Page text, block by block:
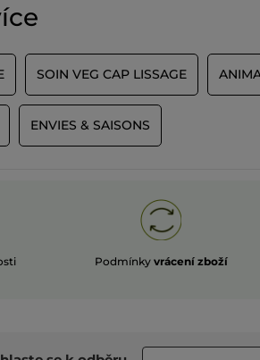
SOIN VEG CAP LISSAGE
ENVIES & SAISONS
Podmínky vrácení zboží